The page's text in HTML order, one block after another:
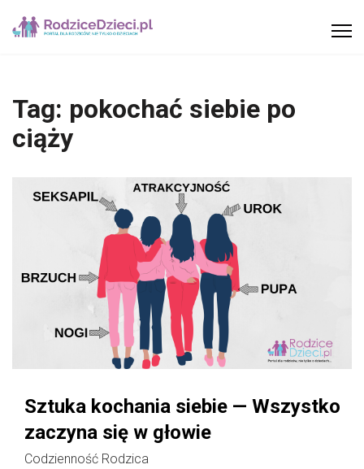
Tag: pokochać siebie po
ciąży
Sztuka kochania siebie — Wszystko
zaczyna się w głowie
Codzienność Rodzica